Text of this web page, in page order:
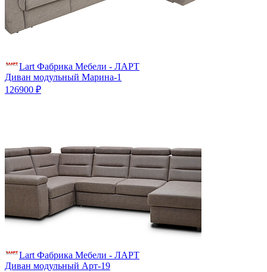
Lart Фабрика Мебели - ЛАРТ
Диван модульный Марина-1
126900 ₽
Lart Фабрика Мебели - ЛАРТ
Диван модульный Арт-19